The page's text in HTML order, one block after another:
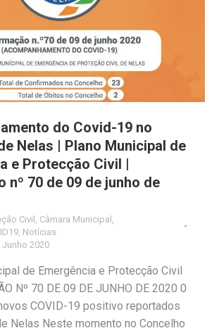
do Covid-19 no
Nelas | Plano Municipal de
e Protecção Civil |
nº 70 de 09 de junho de
Civil Câmara Municipal
Notícias
Junho 2020
de Emergência e Protecção Civil
Nº 70 DE 09 DE JUNHO DE 2020 0
COVID-19 positivo reportados
Nelas Neste momento no Concelho